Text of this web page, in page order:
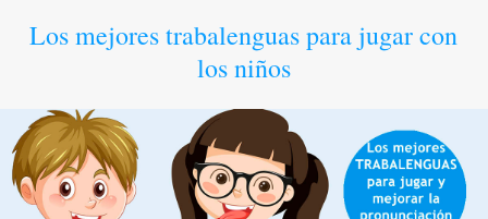
Los mejores trabalenguas para jugar con
los niños